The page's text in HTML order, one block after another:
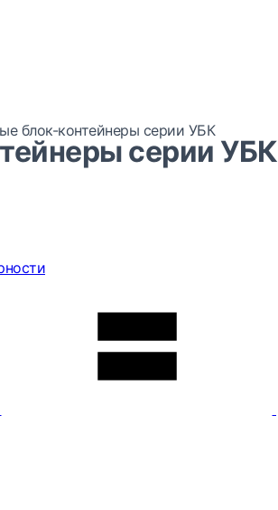
блок-контейнеры серии УБК
серии УБК